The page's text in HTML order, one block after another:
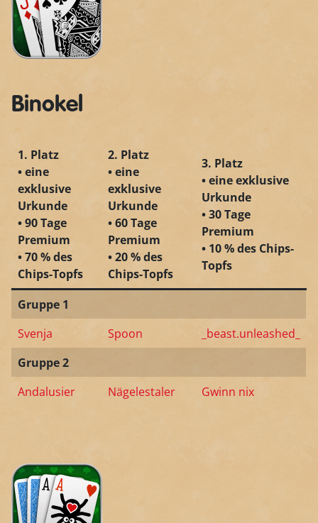
Binokel
1. Platz
• eine
exklusive
Urkunde
• 90 Tage
Premium
• 70 % des
Chips-Topfs
2. Platz
• eine
exklusive
Urkunde
• 60 Tage
Premium
• 20 % des
Chips-Topfs
3. Platz
• eine exklusive
Urkunde
• 30 Tage
Premium
• 10 % des Chips-
Topfs
Gruppe 1
Svenja
Spoon
_beast.unleashed_
Gruppe 2
Andalusier
Nägelestaler Gwinn nix